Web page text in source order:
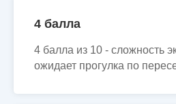
4 балла
4 балла из 10 - сложность
ожидает прогулка по